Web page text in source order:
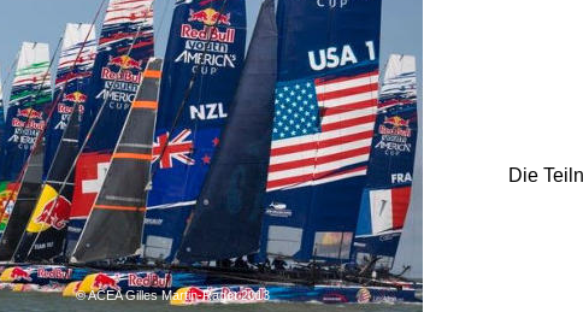
© ACEA Gilles Martin-Raget 2013
Die